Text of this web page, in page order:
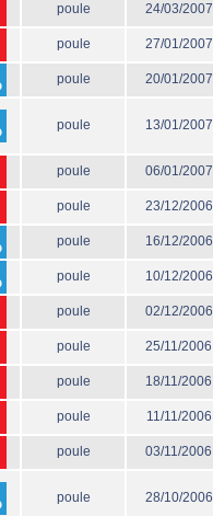
poule 24/03/2007
poule 27/01/2007
poule 20/01/2007
poule 13/01/2007
poule 06/01/2007
poule 23/12/2006
poule 16/12/2006
poule 10/12/2006
poule 02/12/2006
poule 25/11/2006
poule 18/11/2006
poule 11/11/2006
poule 03/11/2006
poule 28/10/2006